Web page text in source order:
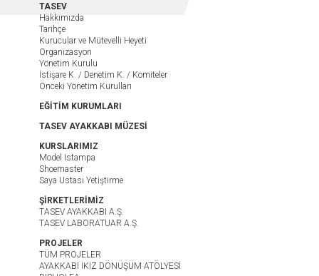
TASEV
Hakkımızda
Tarihçe
Kurucular ve Mütevelli Heyeti
Organizasyon
Yönetim Kurulu
İstişare K. / Denetim K. / Komiteler
Önceki Yönetim Kurulları
EĞİTİM KURUMLARI
TASEV AYAKKABI MÜZESİ
KURSLARIMIZ
Model Istampa
Shoemaster
Saya Ustası Yetiştirme
ŞİRKETLERİMİZ
TASEV AYAKKABI A.Ş.
TASEV LABORATUAR A.Ş.
PROJELER
TÜM PROJELER
AYAKKABI İKİZ DÖNÜŞÜM ATÖLYESİ